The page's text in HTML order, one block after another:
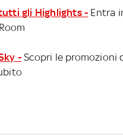
gli Highlights - Entra
- Scopri le promozioni